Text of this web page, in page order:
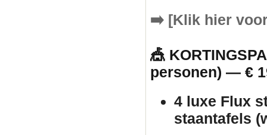
➡️ [Klik hier
🎪
personen) — €
4 luxe Flux
staantafels